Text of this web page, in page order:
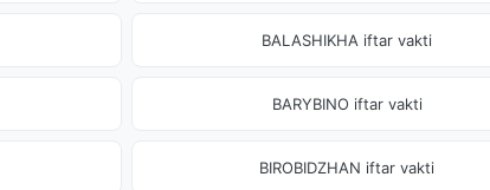
BALASHIKHA iftar vakti
BARYBINO iftar vakti
BIROBIDZHAN iftar vakti